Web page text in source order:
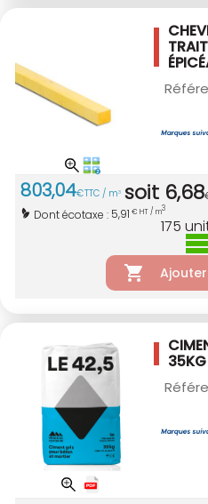
803,04€TTC / m3 soit 6,68
Dont écotaxe : 5,91 € HT / m3
175